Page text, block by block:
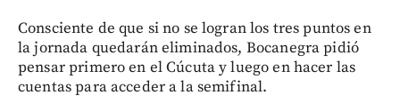
Consciente de que si no se logran los tres puntos en
la jornada quedarán eliminados, Bocanegra pidió
pensar primero en el Cúcuta y luego en hacer las
cuentas para acceder a la semifinal.